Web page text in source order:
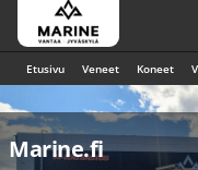
Etusivu Veneet Koneet
Marine.fi